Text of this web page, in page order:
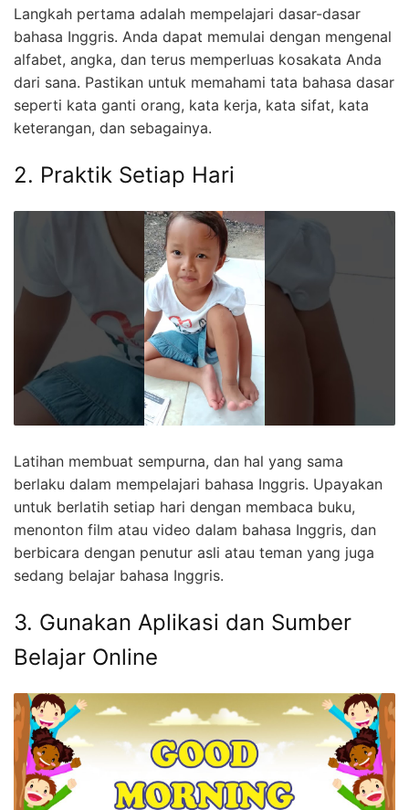
Langkah pertama adalah mempelajari dasar-dasar
bahasa Inggris. Anda dapat memulai dengan mengenal
alfabet, angka, dan terus memperluas kosakata Anda
dari sana. Pastikan untuk memahami tata bahasa dasar
seperti kata ganti orang, kata kerja, kata sifat, kata
keterangan, dan sebagainya.
2. Praktik Setiap Hari
Latihan membuat sempurna, dan hal yang sama
berlaku dalam mempelajari bahasa Inggris. Upayakan
untuk berlatih setiap hari dengan membaca buku,
menonton film atau video dalam bahasa Inggris, dan
berbicara dengan penutur asli atau teman yang juga
sedang belajar bahasa Inggris.
3. Gunakan Aplikasi dan Sumber
Belajar Online